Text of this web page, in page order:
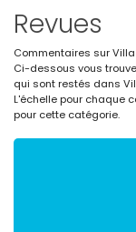
Revues
Commentaires sur
Ci-dessous vous
qui sont restés dans
L'échelle pour chaque
pour cette catégorie.